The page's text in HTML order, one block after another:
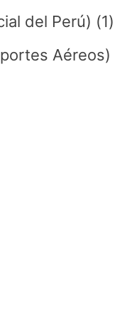
del Perú) (1)
Aéreos)